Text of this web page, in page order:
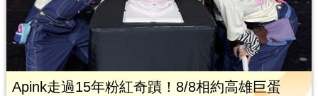
Apink走過15年粉紅奇蹟！8/8相約高雄巨蛋